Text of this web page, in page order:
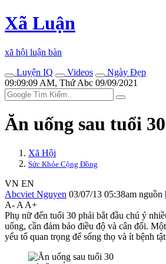
Xã Luận
xã hội luận bàn
Luyện IQ
Videos
Ngày Đẹp
09:09:09 AM, Thứ Abc 09/09/2021
Ăn uống sau tuổi 30
Xã Hội
Sức Khỏe Cộng Đồng
VN EN
Abcviet Nguyen 03/07/13 05:38am nguồn
A- A A+
Phụ nữ đến tuổi 30 phải bắt đầu chú ý
uống, cần đảm bảo điều độ và cân đối.
yếu tố quan trọng để sống thọ và ít bệnh